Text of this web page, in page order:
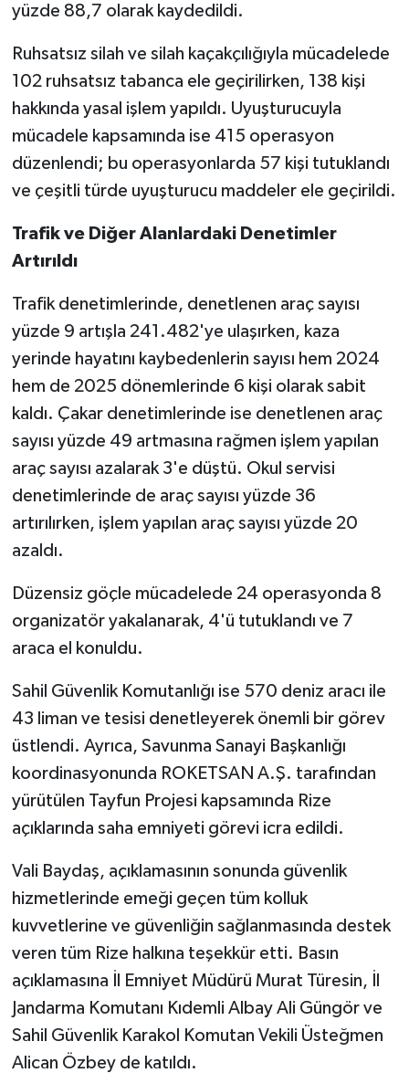
yüzde 88,7 olarak kaydedildi.
Ruhsatsız silah ve silah kaçakçılığıyla mücadelede
102 ruhsatsız tabanca ele geçirilirken, 138 kişi
hakkında yasal işlem yapıldı. Uyuşturucuyla
mücadele kapsamında ise 415 operasyon
düzenlendi; bu operasyonlarda 57 kişi tutuklandı
ve çeşitli türde uyuşturucu maddeler ele geçirildi.
Trafik ve Diğer Alanlardaki Denetimler
Artırıldı
Trafik denetimlerinde, denetlenen araç sayısı
yüzde 9 artışla 241.482'ye ulaşırken, kaza
yerinde hayatını kaybedenlerin sayısı hem 2024
hem de 2025 dönemlerinde 6 kişi olarak sabit
kaldı. Çakar denetimlerinde ise denetlenen araç
sayısı yüzde 49 artmasına rağmen işlem yapılan
araç sayısı azalarak 3'e düştü. Okul servisi
denetimlerinde de araç sayısı yüzde 36
artırılırken, işlem yapılan araç sayısı yüzde 20
azaldı.
Düzensiz göçle mücadelede 24 operasyonda 8
organizatör yakalanarak, 4'ü tutuklandı ve 7
araca el konuldu.
Sahil Güvenlik Komutanlığı ise 570 deniz aracı ile
43 liman ve tesisi denetleyerek önemli bir görev
üstlendi. Ayrıca, Savunma Sanayi Başkanlığı
koordinasyonunda ROKETSAN A.Ş. tarafından
yürütülen Tayfun Projesi kapsamında Rize
açıklarında saha emniyeti görevi icra edildi.
Vali Baydaş, açıklamasının sonunda güvenlik
hizmetlerinde emeği geçen tüm kolluk
kuvvetlerine ve güvenliğin sağlanmasında destek
veren tüm Rize halkına teşekkür etti. Basın
açıklamasına İl Emniyet Müdürü Murat Türesin, İl
Jandarma Komutanı Kıdemli Albay Ali Güngör ve
Sahil Güvenlik Karakol Komutan Vekili Üsteğmen
Alican Özbey de katıldı.